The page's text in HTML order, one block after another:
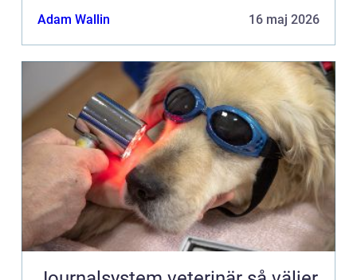
Adam Wallin 16 maj 2026